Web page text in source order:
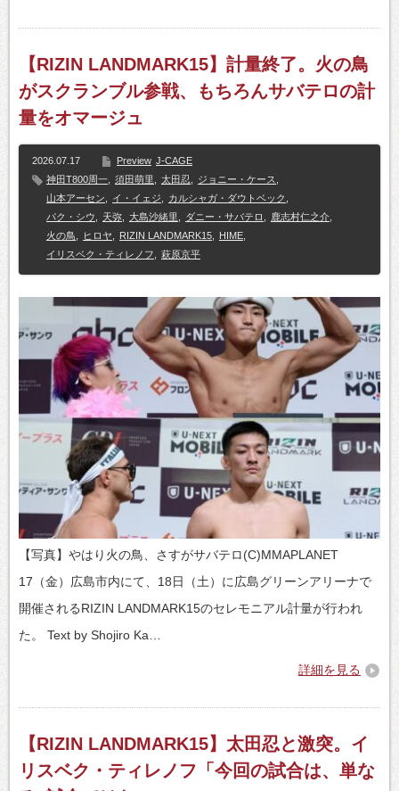
【RIZIN LANDMARK15】計量終了。火の鳥
がスクランブル参戦、もちろんサバテロの計
量をオマージュ
2026.07.17 Preview J-CAGE
神田T800周一
須田萌里 太田忍 ジョニー・ケース
山本アーセン
イ・イェジ カルシャガ・ダウトベック
パク・シウ
天弥 大島沙緒里 ダニー・サバテロ 鹿志村仁之介
火の鳥
ヒロヤ RIZIN LANDMARK15 HIME
イリスベク・ティレノフ
萩原京平
【写真】やはり火の鳥、さすがサバテロ(C)MMAPLANET
17（金）広島市内にて、18日（土）に広島グリーンアリーナで
開催されるRIZIN LANDMARK15のセレモニアル計量が行われ
た。 Text by Shojiro Ka…
詳細を見る
【RIZIN LANDMARK15】太田忍と激突。イ
リスベク・ティレノフ「今回の試合は、単な